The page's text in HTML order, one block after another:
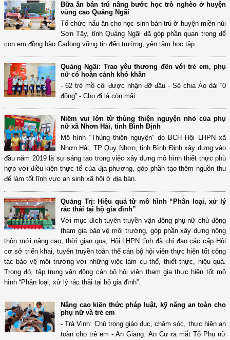
Bữa ăn bán trú nâng bước học trò nghèo ở huyện
vùng cao Quảng Ngãi
Tổ chức nấu ăn cho học sinh bán trú ở huyện miền núi
Sơn Tây, tỉnh Quảng Ngãi đã góp phần quan trọng để
con em đồng bào Cadong vững tin đến trường, yên tâm học tập.
Quảng Ngãi: Trao yêu thương đến với trẻ em, phụ
nữ có hoàn cảnh khó khăn
- 62 trẻ mồ côi được nhận đỡ đầu - Sẻ chia Áo dài “0
đồng” - Cho đi là còn mãi
Niềm vui lớn từ thùng thiện nguyện nhỏ của phụ
nữ xã Nhơn Hải, tỉnh Bình Định
Mô hình “Thùng thiện nguyện” do BCH Hội LHPN xã
Nhơn Hải, TP Quy Nhơn, tỉnh Bình Định xây dựng vào
đầu năm 2019 là sự sáng tạo trong việc xây dựng mô hình thiết thực phù
hợp với điều kiện thực tế của địa phương, góp phần tạo thêm nguồn thu
để làm tốt lĩnh vực an sinh xã hội ở địa bàn.
Quảng Trị: Hiệu quả từ mô hình “Phân loại, xử lý
rác thải tại hộ gia đình”
Với mục đích tuyên truyền vận động phụ nữ chủ động
tham gia bảo vệ môi trường, góp phần xây dựng nông
thôn mới nâng cao, thời gian qua, Hội LHPN tỉnh đã chỉ đạo các cấp Hội
cơ sở triển khai, tuyên truyền toàn thể cán bộ hội viên thực hiện tốt công
tác bảo vệ môi trường với những việc làm cụ thể, thiết thực, hiệu quả.
Trong đó, tập trung vận động cán bộ hội viên tham gia thực hiện tốt mô
hình “Phân loại, xử lý rác thải tại hộ gia đình”.
Nâng cao kiến thức pháp luật, kỹ năng an toàn cho
phụ nữ và trẻ em
- Trà Vinh: Chú trọng giáo dục, chăm sóc, thực hiện an
toàn cho trẻ em - An Giang: An Cư ra mắt Tổ Phụ nữ